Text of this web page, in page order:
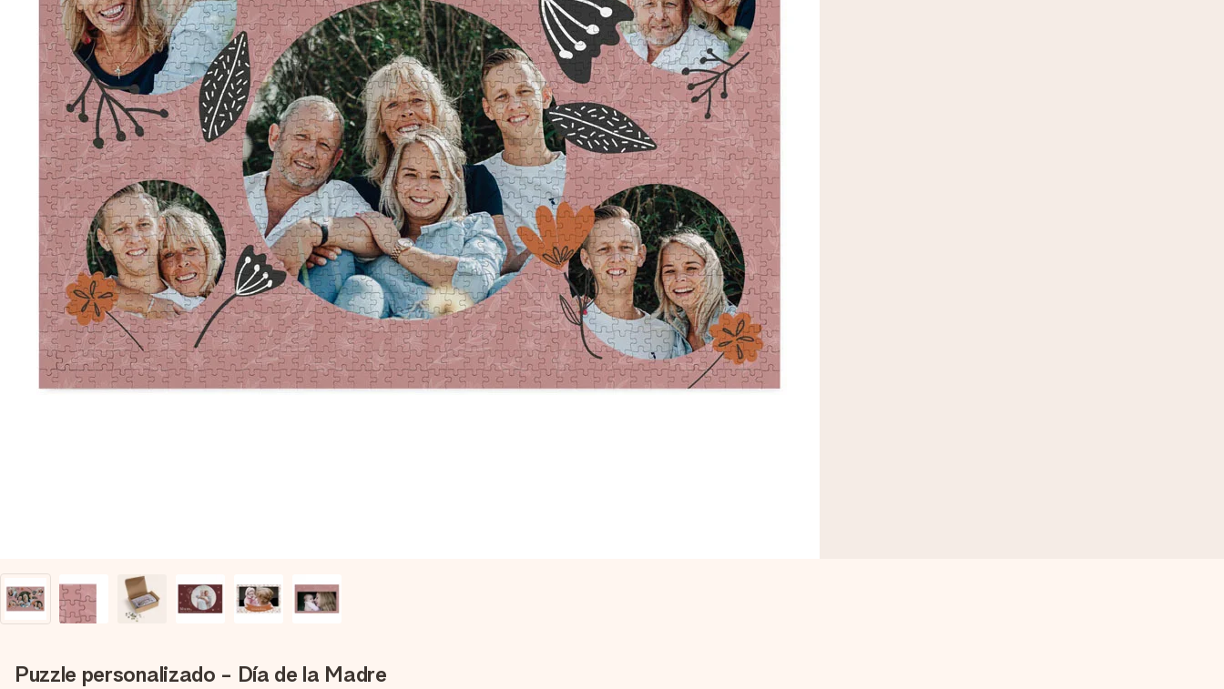
Puzzle personalizado - Día de la Madre